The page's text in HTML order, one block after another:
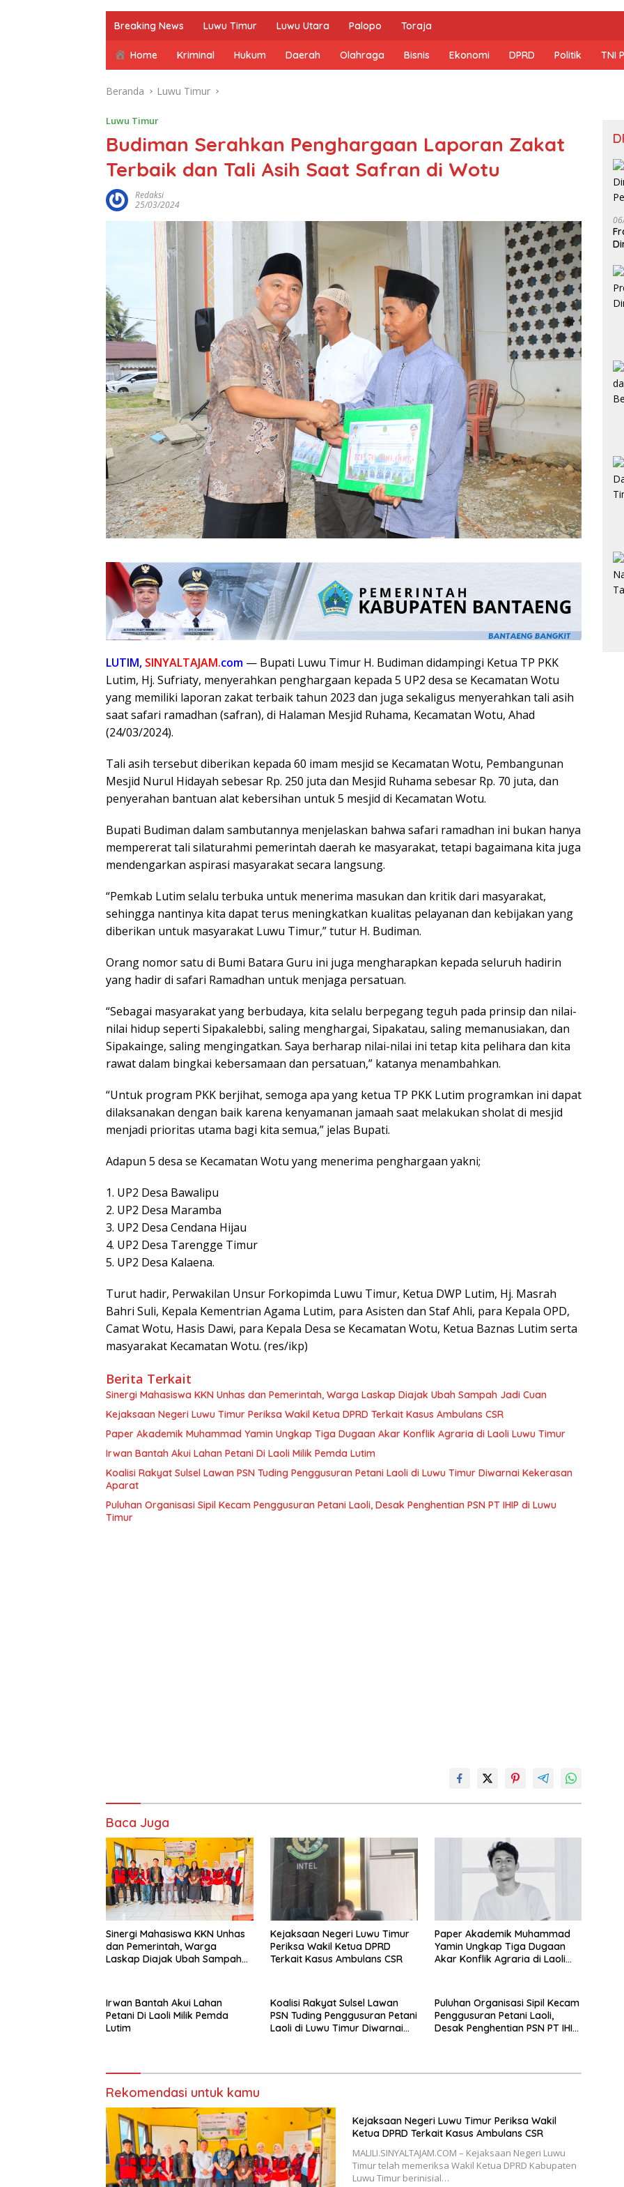
Breaking News Luwu Timur Luwu Utara Palopo Toraja
Home Kriminal Hukum Daerah Olahraga Bisnis Ekonomi DPRD Politik TNI
Beranda Luwu Timur
Luwu Timur
Budiman Serahkan Penghargaan Laporan Zakat
Terbaik dan Tali Asih Saat Safran di Wotu
Redaksi
25/03/2024
LUTIM, SINYALTAJAM.com — Bupati Luwu Timur H. Budiman didampingi Ketua TP PKK
Lutim, Hj. Sufriaty, menyerahkan penghargaan kepada 5 UP2 desa se Kecamatan Wotu
yang memiliki laporan zakat terbaik tahun 2023 dan juga sekaligus menyerahkan tali asih
saat safari ramadhan (safran), di Halaman Mesjid Ruhama, Kecamatan Wotu, Ahad
(24/03/2024).
Tali asih tersebut diberikan kepada 60 imam mesjid se Kecamatan Wotu, Pembangunan
Mesjid Nurul Hidayah sebesar Rp. 250 juta dan Mesjid Ruhama sebesar Rp. 70 juta, dan
penyerahan bantuan alat kebersihan untuk 5 mesjid di Kecamatan Wotu.
Bupati Budiman dalam sambutannya menjelaskan bahwa safari ramadhan ini bukan hanya
mempererat tali silaturahmi pemerintah daerah ke masyarakat, tetapi bagaimana kita juga
mendengarkan aspirasi masyarakat secara langsung.
“Pemkab Lutim selalu terbuka untuk menerima masukan dan kritik dari masyarakat,
sehingga nantinya kita dapat terus meningkatkan kualitas pelayanan dan kebijakan yang
diberikan untuk masyarakat Luwu Timur,” tutur H. Budiman.
Orang nomor satu di Bumi Batara Guru ini juga mengharapkan kepada seluruh hadirin
yang hadir di safari Ramadhan untuk menjaga persatuan.
“Sebagai masyarakat yang berbudaya, kita selalu berpegang teguh pada prinsip dan nilai-
nilai hidup seperti Sipakalebbi, saling menghargai, Sipakatau, saling memanusiakan, dan
Sipakainge, saling mengingatkan. Saya berharap nilai-nilai ini tetap kita pelihara dan kita
rawat dalam bingkai kebersamaan dan persatuan,” katanya menambahkan.
“Untuk program PKK berjihat, semoga apa yang ketua TP PKK Lutim programkan ini dapat
dilaksanakan dengan baik karena kenyamanan jamaah saat melakukan sholat di mesjid
menjadi prioritas utama bagi kita semua,” jelas Bupati.
Adapun 5 desa se Kecamatan Wotu yang menerima penghargaan yakni;
1. UP2 Desa Bawalipu
2. UP2 Desa Maramba
3. UP2 Desa Cendana Hijau
4. UP2 Desa Tarengge Timur
5. UP2 Desa Kalaena.
Turut hadir, Perwakilan Unsur Forkopimda Luwu Timur, Ketua DWP Lutim, Hj. Masrah
Bahri Suli, Kepala Kementrian Agama Lutim, para Asisten dan Staf Ahli, para Kepala OPD,
Camat Wotu, Hasis Dawi, para Kepala Desa se Kecamatan Wotu, Ketua Baznas Lutim serta
masyarakat Kecamatan Wotu. (res/ikp)
Berita Terkait
Sinergi Mahasiswa KKN Unhas dan Pemerintah, Warga Laskap Diajak Ubah Sampah Jadi Cuan
Kejaksaan Negeri Luwu Timur Periksa Wakil Ketua DPRD Terkait Kasus Ambulans CSR
Paper Akademik Muhammad Yamin Ungkap Tiga Dugaan Akar Konflik Agraria di Laoli Luwu Timur
Irwan Bantah Akui Lahan Petani Di Laoli Milik Pemda Lutim
Koalisi Rakyat Sulsel Lawan PSN Tuding Penggusuran Petani Laoli di Luwu Timur Diwarnai Kekerasan
Aparat
Puluhan Organisasi Sipil Kecam Penggusuran Petani Laoli, Desak Penghentian PSN PT IHIP di Luwu
Timur
Baca Juga
Sinergi Mahasiswa KKN Unhas
dan Pemerintah, Warga
Laskap Diajak Ubah Sampah
Kejaksaan Negeri Luwu Timur
Periksa Wakil Ketua DPRD
Terkait Kasus Ambulans CSR
Paper Akademik Muhammad
Yamin Ungkap Tiga Dugaan
Akar Konflik Agraria di Laoli
Irwan Bantah Akui Lahan
Petani Di Laoli Milik Pemda
Lutim
Koalisi Rakyat Sulsel Lawan
PSN Tuding Penggusuran Petani
Laoli di Luwu Timur Diwarnai
Puluhan Organisasi Sipil Kecam
Penggusuran Petani Laoli,
Desak Penghentian PSN PT IHIP
Rekomendasi untuk kamu
Kejaksaan Negeri Luwu Timur Periksa Wakil
Ketua DPRD Terkait Kasus Ambulans CSR
MALILI.SINYALTAJAM.COM – Kejaksaan Negeri Luwu
Timur telah memeriksa Wakil Ketua DPRD Kabupaten
Luwu Timur berinisial…